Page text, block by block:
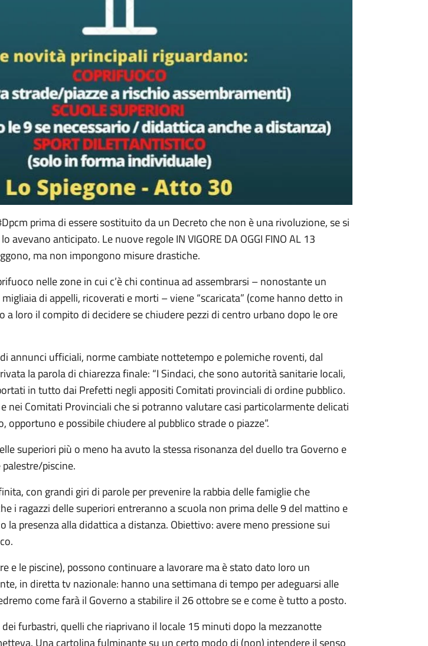
prima di essere sostituito da un Decreto che non è una rivoluzione, se si
avevano anticipato. Le nuove regole IN VIGORE DA OGGI FINO AL 13
ma non impongono misure drastiche.
nelle zone in cui c’è chi continua ad assembrarsi – nonostante un
di appelli, ricoverati e morti – viene “scaricata” (come hanno detto in
a loro il compito di decidere se chiudere pezzi di centro urbano dopo le ore
annunci ufficiali, norme cambiate nottetempo e polemiche roventi, dal
la parola di chiarezza finale: “I Sindaci, che sono autorità sanitarie locali,
in tutto dai Prefetti negli appositi Comitati provinciali di ordine pubblico.
nei Comitati Provinciali che si potranno valutare casi particolarmente delicati
opportuno e possibile chiudere al pubblico strade o piazze”.
superiori più o meno ha avuto la stessa risonanza del duello tra Governo e
palestre/piscine.
con grandi giri di parole per prevenire la rabbia delle famiglie che
i ragazzi delle superiori entreranno a scuola non prima delle 9 del mattino e
la presenza alla didattica a distanza. Obiettivo: avere meno pressione sui
e le piscine), possono continuare a lavorare ma è stato dato loro un
in diretta tv nazionale: hanno una settimana di tempo per adeguarsi alle
come farà il Governo a stabilire il 26 ottobre se e come è tutto a posto.
dei furbastri, quelli che riaprivano il locale 15 minuti dopo la mezzanotte